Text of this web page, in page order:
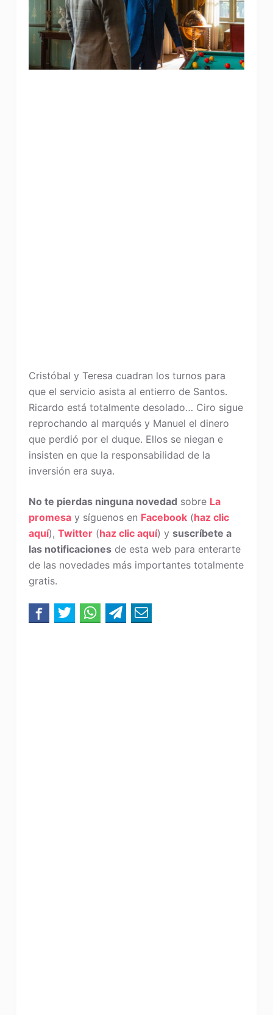
Cristóbal y Teresa cuadran los turnos para
que el servicio asista al entierro de Santos.
Ricardo está totalmente desolado… Ciro sigue
reprochando al marqués y Manuel el dinero
que perdió por el duque. Ellos se niegan e
insisten en que la responsabilidad de la
inversión era suya.
No te pierdas ninguna novedad sobre La
promesay síguenos en Facebook(haz clic
aquí), Twitter(haz clic aquí) y suscríbete a
las notificacionesde esta web para enterarte
de las novedades más importantes totalmente
gratis.